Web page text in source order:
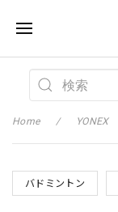
Home YONEX
バドミントン